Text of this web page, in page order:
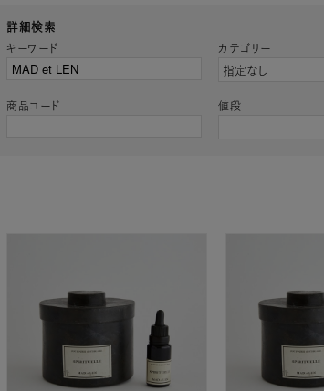
詳細検索
キーワード カテゴリー
商品コード 値段